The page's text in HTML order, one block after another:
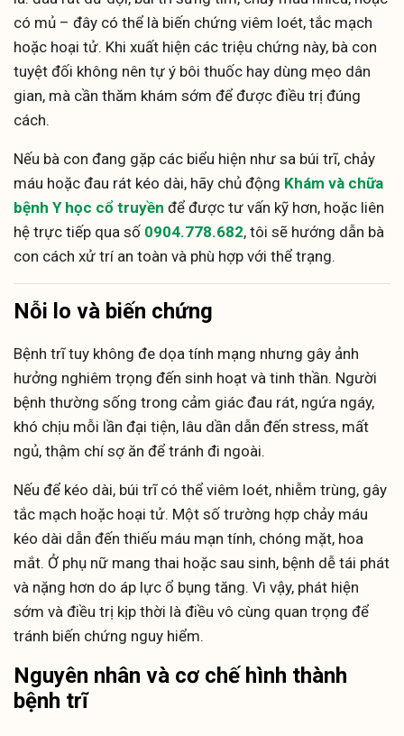
có mủ – đây có thể là biến chứng viêm loét, tắc mạch
hoặc hoại tử. Khi xuất hiện các triệu chứng này, bà con
tuyệt đối không nên tự ý bôi thuốc hay dùng mẹo dân
gian, mà cần thăm khám sớm để được điều trị đúng
cách.
Nếu bà con đang gặp các biểu hiện như sa búi trĩ, chảy
máu hoặc đau rát kéo dài, hãy chủ động Khám và chữa
bệnh Y học cổ truyền để được tư vấn kỹ hơn, hoặc liên
hệ trực tiếp qua số 0904.778.682, tôi sẽ hướng dẫn bà
con cách xử trí an toàn và phù hợp với thể trạng.
Nỗi lo và biến chứng
Bệnh trĩ tuy không đe dọa tính mạng nhưng gây ảnh
hưởng nghiêm trọng đến sinh hoạt và tinh thần. Người
bệnh thường sống trong cảm giác đau rát, ngứa ngáy,
khó chịu mỗi lần đại tiện, lâu dần dẫn đến stress, mất
ngủ, thậm chí sợ ăn để tránh đi ngoài.
Nếu để kéo dài, búi trĩ có thể viêm loét, nhiễm trùng, gây
tắc mạch hoặc hoại tử. Một số trường hợp chảy máu
kéo dài dẫn đến thiếu máu mạn tính, chóng mặt, hoa
mắt. Ở phụ nữ mang thai hoặc sau sinh, bệnh dễ tái phát
và nặng hơn do áp lực ổ bụng tăng. Vì vậy, phát hiện
sớm và điều trị kịp thời là điều vô cùng quan trọng để
tránh biến chứng nguy hiểm.
Nguyên nhân và cơ chế hình thành
bệnh trĩ